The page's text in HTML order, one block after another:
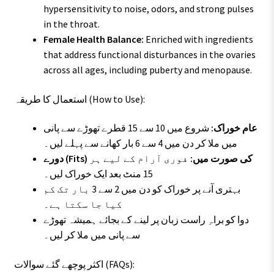
hypersensitivity to noise, odors, and strong pulses
in the throat.
Female Health Balance: Enriched with ingredients
that address functional disturbances in the ovaries
across all ages, including puberty and menopause.
استعمال کا طریقہ (How to Use):
عام خوراک:
شروع میں 10 سے 15 قطرے تھوڑے سے پانی
میں ملا کر دن میں 4 سے 6 بار کھانے سے پہلے لیں۔
دورے (Fits) کی صورت میں: فوری آرام کے لیے ہر
15 منٹ بعد ایک خوراک لیں۔
بہتری آنے پر خوراک کو دن میں 2 سے 3 بار تک کم
کیا جا سکتا ہے۔
دوا کو براہِ راست زبان پر لینے کے بجائے ہمیشہ تھوڑے
سے پانی میں ملا کر لیں۔
اکثر پوچھے گئے سوالات (FAQs):